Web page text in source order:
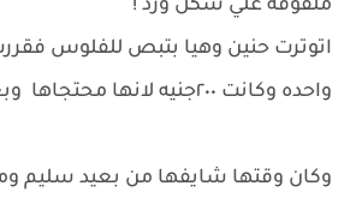
ملفوفه علي شكل ورد !
اتوترت حنين وهيا بتبص للفلوس
واحده وكانت ٢٠٠جنيه لانها محتجاها وبعدها ترميها .
وكان وقتها شايفها من بعيد سليم